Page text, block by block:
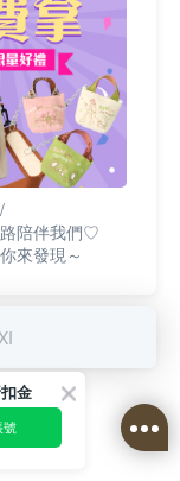
陪伴我們♡
來發現～
金
號